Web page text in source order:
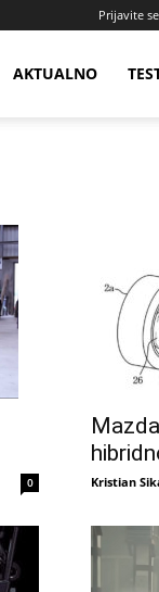
Prijavite
AKTUALNO
0 Kristian